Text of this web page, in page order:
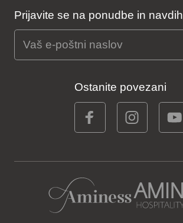
Prijavite se na ponudbe in navdih
Ostanite povezani